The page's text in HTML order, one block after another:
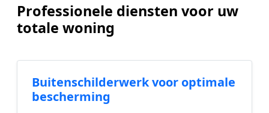
Professionele diensten voor uw
totale woning
Buitenschilderwerk voor optimale
bescherming